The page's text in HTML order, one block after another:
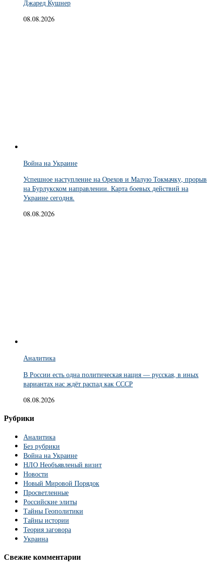
Джаред Кушнер
08.08.2026
Война на Украине
Успешное наступление на Орехов и Малую Токмачку, прорыв
на Бурлукском направлении. Карта боевых действий на
Украине сегодня.
08.08.2026
Аналитика
В России есть одна политическая нация — русская, в иных
вариантах нас ждёт распад как СССР
08.08.2026
Рубрики
Аналитика
Без рубрики
Война на Украине
НЛО Необъявленый визит
Новости
Новый Мировой Порядок
Просветленные
Российские элиты
Тайны Геополитики
Тайны истории
Теория заговора
Украина
Свежие комментарии